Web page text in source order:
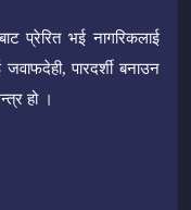
प्रेरित भई नागरिकलाई
पारदर्शी बनाउन
हो ।